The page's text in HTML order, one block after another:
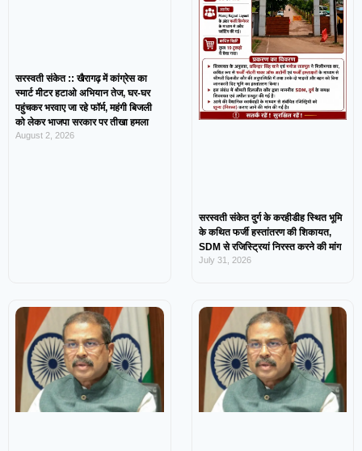
सरस्वती संकेत :: खैरागढ़ में कांग्रेस का
स्मार्ट मीटर हटाओ अभियान तेज, घर-घर
पहुंचकर भरवाए जा रहे फॉर्म, महंगी बिजली
को लेकर भाजपा सरकार पर तीखा हमला
August 2, 2026
सरस्वती संकेत दुर्ग के करहीडीह स्थित भूमि
के कथित फर्जी हस्तांतरण की शिकायत,
SDM से रजिस्ट्रियां निरस्त करने की मांग
July 31, 2026